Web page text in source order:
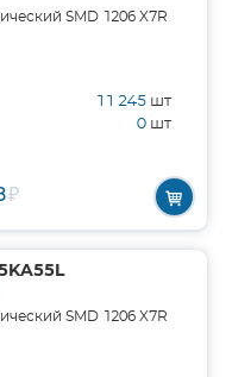
SMD 1206 X7R
11 245 шт
0 шт
₽
SMD 1206 X7R